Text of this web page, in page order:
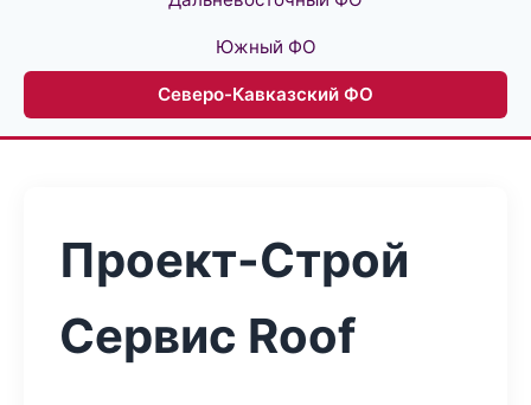
Южный ФО
Северо-Кавказский ФО
Проект-Строй
Сервис Roof